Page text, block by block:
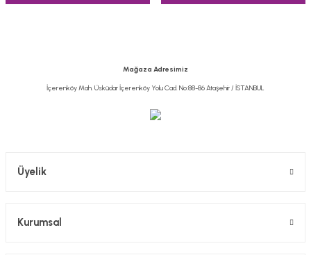
Mağaza Adresimiz
İçerenköy Mah. Üsküdar İçerenköy Yolu Cad. No:88-86 Ataşehir / İSTANBUL
Üyelik
Kurumsal